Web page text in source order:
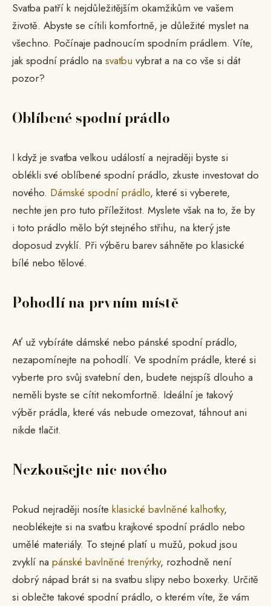
Svatba patří k nejdůležitějším okamžikům ve vašem
životě. Abyste se cítili komfortně, je důležité myslet na
všechno. Počínaje padnoucím spodním prádlem. Víte,
jak spodní prádlo na svatbu vybrat a na co vše si dát
pozor?
Oblíbené spodní prádlo
I když je svatba velkou událostí a nejraději byste si
oblékli své oblíbené spodní prádlo, zkuste investovat do
nového. Dámské spodní prádlo, které si vyberete,
nechte jen pro tuto příležitost. Myslete však na to, že by
i toto prádlo mělo být stejného střihu, na který jste
doposud zvyklí. Při výběru barev sáhněte po klasické
bílé nebo tělové.
Pohodlí na prvním místě
Ať už vybíráte dámské nebo pánské spodní prádlo,
nezapomínejte na pohodlí. Ve spodním prádle, které si
vyberte pro svůj svatební den, budete nejspíš dlouho a
neměli byste se cítit nekomfortně. Ideální je takový
výběr prádla, které vás nebude omezovat, táhnout ani
nikde tlačit.
Nezkoušejte nic nového
Pokud nejraději nosíte klasické bavlněné kalhotky,
neoblékejte si na svatbu krajkové spodní prádlo nebo
umělé materiály. To stejné platí u mužů, pokud jsou
zvyklí na pánské bavlněné trenýrky, rozhodně není
dobrý nápad brát si na svatbu slipy nebo boxerky. Určitě
si oblečte takové spodní prádlo, o kterém víte, že vám